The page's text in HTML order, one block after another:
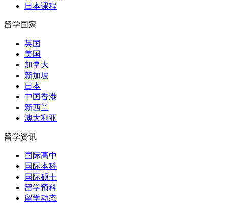
日本课程
留学国家
英国
美国
加拿大
新加坡
日本
中国香港
新西兰
澳大利亚
留学资讯
国际高中
国际本科
国际硕士
留学预科
留学动态